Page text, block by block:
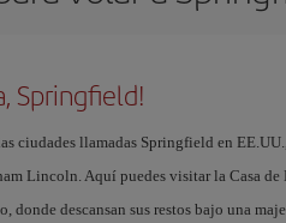
Springfield!
ciudades llamadas Springfield en
Lincoln. Aquí puedes visitar la Casa
donde descansan sus restos bajo una